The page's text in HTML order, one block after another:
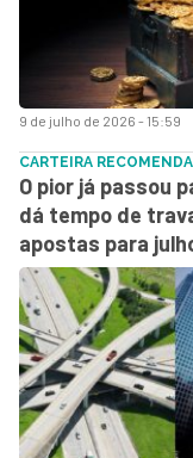
9 de julho de 2026 - 15:59
CARTEIRA
O pior já passou
dá tempo de
apostas para